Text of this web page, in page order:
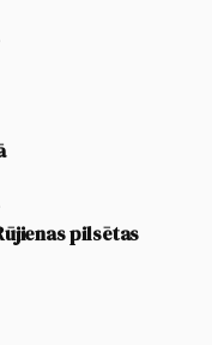
pilsētas